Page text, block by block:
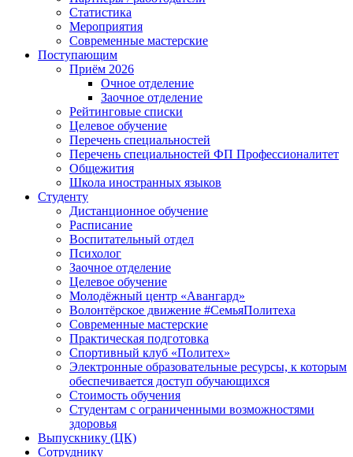
Статистика
Мероприятия
Современные мастерские
Поступающим
Приём 2026
Очное отделение
Заочное отделение
Рейтинговые списки
Целевое обучение
Перечень специальностей
Перечень специальностей ФП Профессионалитет
Общежития
Школа иностранных языков
Студенту
Дистанционное обучение
Расписание
Воспитательный отдел
Психолог
Заочное отделение
Целевое обучение
Молодёжный центр «Авангард»
Волонтёрское движение #СемьяПолитеха
Современные мастерские
Практическая подготовка
Спортивный клуб «Политех»
Электронные образовательные ресурсы, к которым
обеспечивается доступ обучающихся
Стоимость обучения
Студентам с ограниченными возможностями
здоровья
Выпускнику (ЦК)
Сотруднику